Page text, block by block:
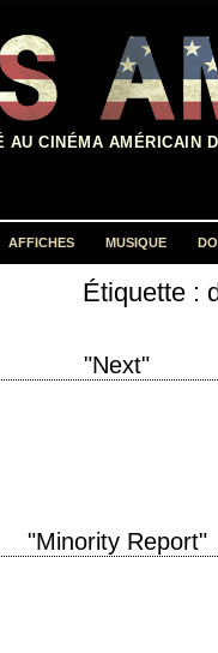
CINÉMA AMÉRICAIN
AFFICHES MUSIQUE
Étiquette :
"Next"
"Minority Report"